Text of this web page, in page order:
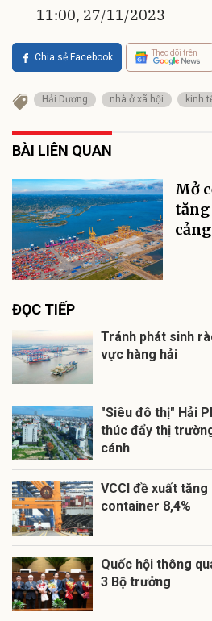
11:00, 27/11/2023
Chia sẻ Facebook Theo dõi trên
Hải Dương nhà ở xã hội kinh
BÀI LIÊN QUAN
Mở
ĐỌC TIẾP
Tránh phát sinh
vực hàng hải
"Siêu đô thị" Hải
thúc đẩy thị
cánh
VCCI đề xuất
container 8,4%
Quốc hội thông
3 Bộ trưởng